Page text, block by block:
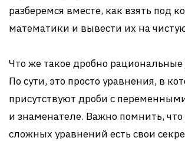
разберемся вместе, как взять под
математики и вывести их на
Что же такое дробно рациональные
По сути, это просто уравнения, в
присутствуют дроби с
и знаменателе. Важно помнить,
сложных уравнений есть свои